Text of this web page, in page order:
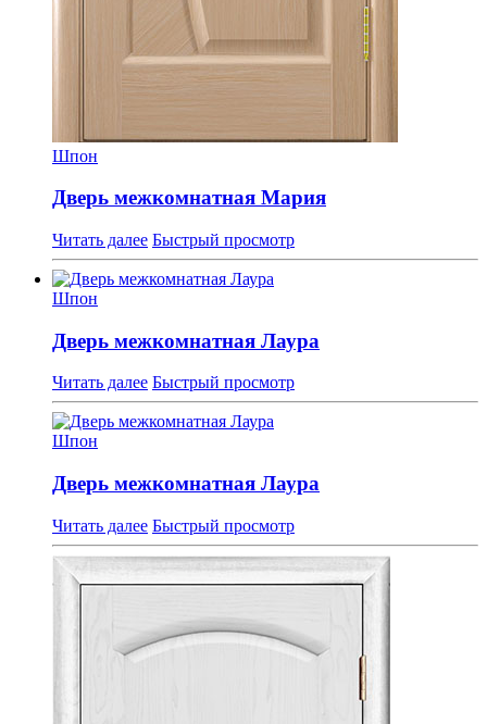
Шпон
Дверь межкомнатная Мария
Читать далее Быстрый просмотр
Шпон
Дверь межкомнатная Лаура
Читать далее Быстрый просмотр
Шпон
Дверь межкомнатная Лаура
Читать далее Быстрый просмотр